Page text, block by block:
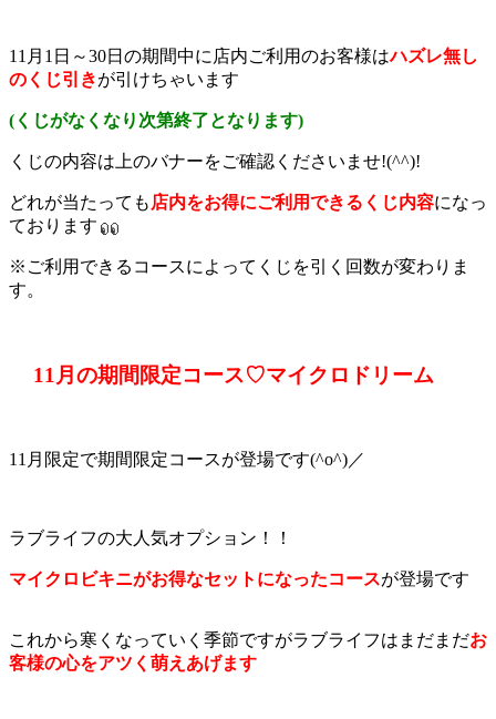
11月1日～30日の期間中に店内ご利用のお客様はハズレ無し
のくじ引きが引けちゃいます
(くじがなくなり次第終了となります)
くじの内容は上のバナーをご確認くださいませ!(^^)!
どれが当たっても 店内をお得にご利用できるくじ内容になっ
ております
※ご利用できるコースによってくじを引く回数が変わりま
す。
11月の期間限定コース♡マイクロドリーム
11月限定で期間限定コースが登場です(^o^)／
ラブライフの大人気オプション！！
マイクロビキニがお得なセットになったコースが登場です
これから寒くなっていく季節ですがラブライフはまだまだお
客様の心をアツく萌えあげます